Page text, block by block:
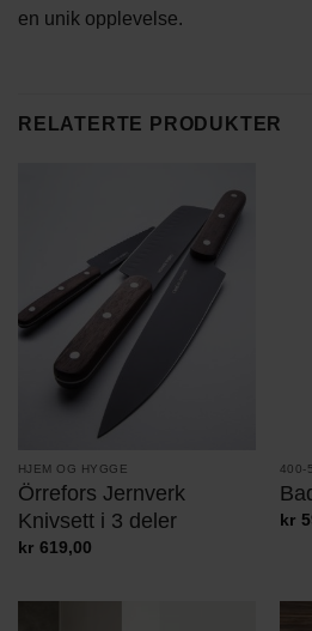
en unik opplevelse.
RELATERTE PRODUKTER
HJEM OG HYGGE
Örrefors Jernverk
Knivsett i 3 deler
kr 619,00
400-
kr